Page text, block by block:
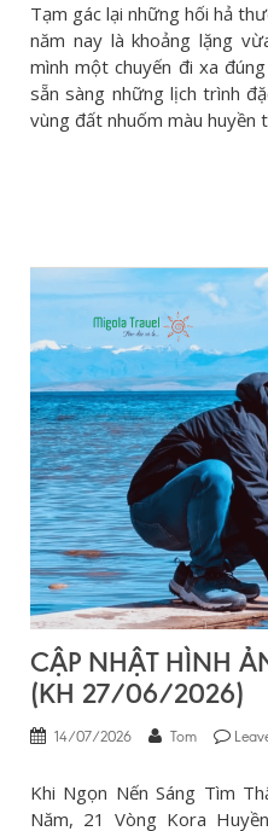
Tạm gác lại những hối hả
năm nay là khoảng lặng
mình một chuyến đi xa
sẵn sàng những lịch trình
vùng đất nhuốm màu huyền
CẬP NHẬT HÌNH
(KH 27/06/2026)
14/07/2026 Tom
Khi Ngọn Nến Sáng Tìm
Năm, 21 Vòng Kora